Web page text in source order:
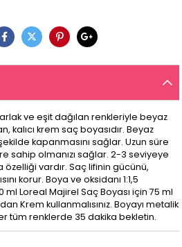
ve eşit dağılan renkleriyle beyaz
kalıcı krem saç boyasıdır. Beyaz
kapanmasını sağlar. Uzun süre
sahip olmanızı sağlar. 2-3 seviyeye
vardır. Saç lifinin gücünü,
korur. Boya ve oksidanı 1:1,5
ml Loreal Majirel Saç Boyası için 75 ml
Krem kullanmalısınız. Boyayı metalik
tüm renklerde 35 dakika bekletin.